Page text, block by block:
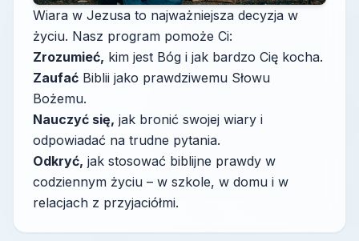
Wiara w Jezusa to najważniejsza decyzja w
życiu. Nasz program pomoże Ci:
Zrozumieć, kim jest Bóg i jak bardzo Cię kocha.
Zaufać Biblii jako prawdziwemu Słowu
Bożemu.
Nauczyć się, jak bronić swojej wiary i
odpowiadać na trudne pytania.
Odkryć, jak stosować biblijne prawdy w
codziennym życiu – w szkole, w domu i w
relacjach z przyjaciółmi.